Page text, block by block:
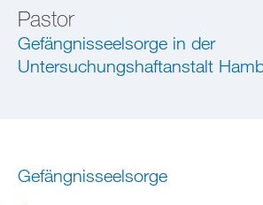
Pastor
Gefängnisseelsorge in der
Untersuchungshaftanstalt
Gefängnisseelsorge